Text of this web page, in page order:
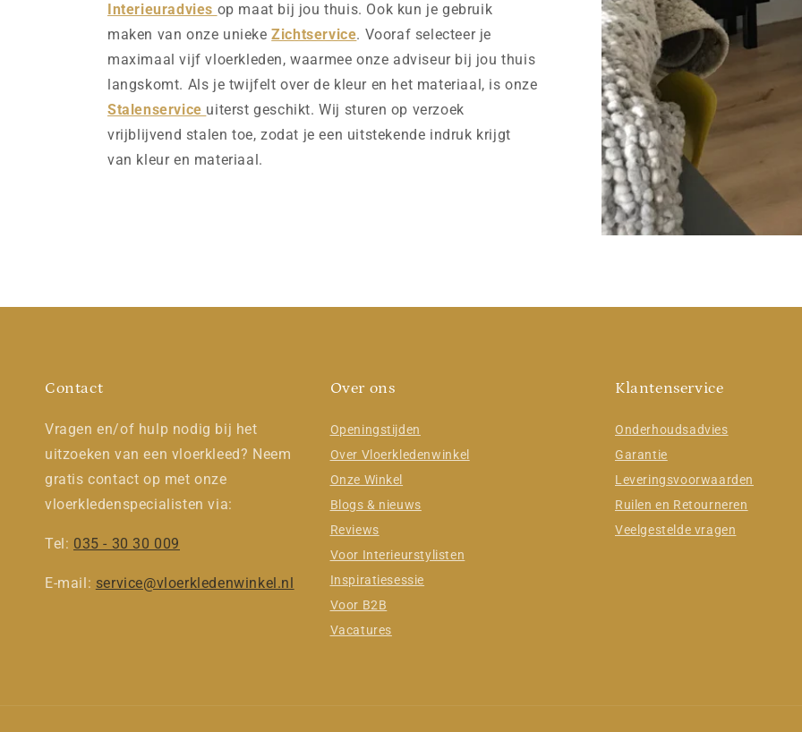
Interieuradvies op maat bij jou thuis. Ook kun je gebruik
maken van onze uniekeZichtservice. Vooraf selecteer je
maximaal vijf vloerkleden, waarmee onze adviseur bij jou thuis
langskomt. Als je twijfelt over de kleur en het materiaal, is onze
Stalenservice uiterst geschikt. Wij sturen op verzoek
vrijblijvend stalen toe, zodat je een uitstekende indruk krijgt
van kleur en materiaal.
Contact
Vragen en/of hulp nodig bij het
uitzoeken van een vloerkleed? Neem
gratis contact op met onze
vloerkledenspecialisten via:
Tel: 035 - 30 30 009
E-mail: service@vloerkledenwinkel.nl
Over ons
Openingstijden
Over Vloerkledenwinkel
Onze Winkel
Blogs & nieuws
Reviews
Voor Interieurstylisten
Inspiratiesessie
Voor B2B
Vacatures
Klantenservice
Onderhoudsadvies
Garantie
Leveringsvoorwaarden
Ruilen en Retourneren
Veelgestelde vragen